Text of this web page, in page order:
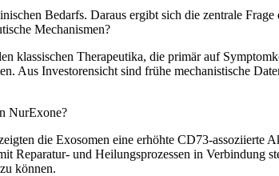
Bedarfs. Daraus ergibt sich die zentrale
Mechanismen?
klassischen Therapeutika, die primär auf
Aus Investorensicht sind frühe mechanistische
NurExone?
die Exosomen eine erhöhte CD73-assoziierte
und Heilungsprozessen in Verbindung
können.